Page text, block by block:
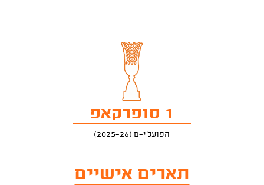
1 סופרקאפ
הפועל י-ם (2025-26)
תארים אישיים